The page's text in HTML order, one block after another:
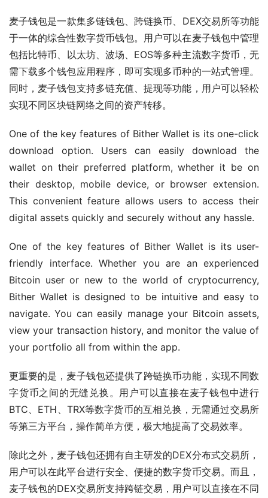
麦子钱包是一款集多链钱包、跨链换币、DEX交易所等功能
于一体的综合性数字货币钱包。用户可以在麦子钱包中管理
包括比特币、以太坊、波场、EOS等多种主流数字货币，无
需下载多个钱包应用程序，即可实现多币种的一站式管理。
同时，麦子钱包支持多链充值、提现等功能，用户可以轻松
实现不同区块链网络之间的资产转移。
One of the key features of Bither Wallet is its one-click
download option. Users can easily download the
wallet on their preferred platform, whether it be on
their desktop, mobile device, or browser extension.
This convenient feature allows users to access their
digital assets quickly and securely without any hassle.
One of the key features of Bither Wallet is its user-
friendly interface. Whether you are an experienced
Bitcoin user or new to the world of cryptocurrency,
Bither Wallet is designed to be intuitive and easy to
navigate. You can easily manage your Bitcoin assets,
view your transaction history, and monitor the value of
your portfolio all from within the app.
更重要的是，麦子钱包还提供了跨链换币功能，实现不同数
字货币之间的无缝兑换。用户可以直接在麦子钱包中进行
BTC、ETH、TRX等数字货币的互相兑换，无需通过交易所
等第三方平台，操作简单方便，极大地提高了交易效率。
除此之外，麦子钱包还拥有自主研发的DEX分布式交易所，
用户可以在此平台进行安全、便捷的数字货币交易。而且，
麦子钱包的DEX交易所支持跨链交易，用户可以直接在不同